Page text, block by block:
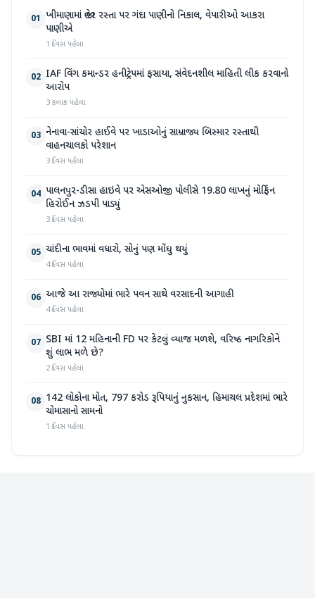
01 ખીમાણામાં જાહેર રસ્તા પર ગંદા પાણીનો નિકાલ, વેપારીઓ આકરા
પાણીએ
1 દિવસ પહેલા
02 IAF વિંગ કમાન્ડર હનીટ્રેપમાં ફસાયા, સંવેદનશીલ માહિતી લીક કરવાનો
આરોપ
3 કલાક પહેલા
03 નેનાવા-સાંચોર હાઈવે પર ખાડાઓનું સામ્રાજ્ય બિસ્માર રસ્તાથી
વાહનચાલકો પરેશાન
3 દિવસ પહેલા
04 પાલનપુર-ડીસા હાઇવે પર એસઓજી પોલીસે 19.80 લાખનું મોર્ફિન
હિરોઈન ઝડપી પાડ્યું
3 દિવસ પહેલા
05 ચાંદીના ભાવમાં વધારો, સોનું પણ મોંઘુ થયું
4 દિવસ પહેલા
06 આજે આ રાજ્યોમાં ભારે પવન સાથે વરસાદની આગાહી
4 દિવસ પહેલા
07 SBI માં 12 મહિનાની FD પર કેટલું વ્યાજ મળશે, વરિષ્ઠ નાગરિકોને
શું લાભ મળે છે?
2 દિવસ પહેલા
08 142 લોકોના મોત, 797 કરોડ રૂપિયાનું નુકસાન, હિમાચલ પ્રદેશમાં ભારે
ચોમાસાનો સામનો
1 દિવસ પહેલા